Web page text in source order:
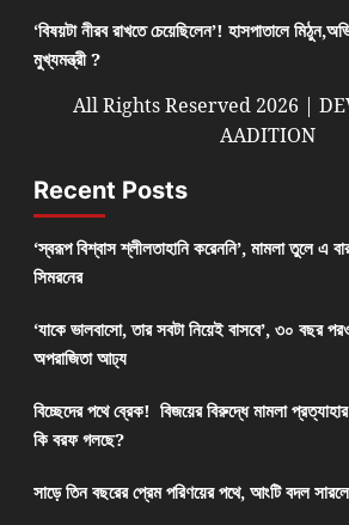
‘বিষয়টা নীরব রাখতে চেয়েছিলেন’! হাসপাতালে
মুখ্যমন্ত্রী ?
All Rights Reserved 2026 |
AADITION
Recent Posts
‘স্বরূপ বিশ্বাস শ্লীলতাহানি করেননি’, মামলা তুলে এ বার
সিমরনের
‘যাকে ভালবাসো, তার সবটা নিয়েই বাসবে’, ৩০ বছর
অপরাজিতা আঢ্য
বিচ্ছেদের পথে ব্রেক! বিজয়ের বিরুদ্ধে মামলা
কি বরফ গলছে?
সাড়ে তিন বছরের প্রেম পরিণয়ের পথে, আংটি বদল